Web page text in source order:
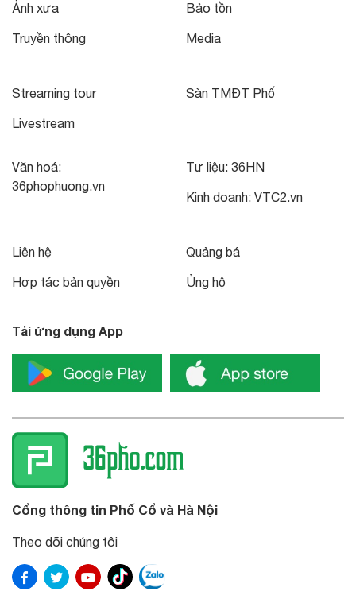
Ảnh xưa
Truyền thông
Bảo tồn
Media
Streaming tour
Livestream
Sàn TMĐT Phố
Văn hoá:
36phophuong.vn
Tư liệu: 36HN
Kinh doanh: VTC2.vn
Liên hệ
Hợp tác bản quyền
Quảng bá
Ủng hộ
Tải ứng dụng App
Cổng thông tin Phố Cổ và Hà Nội
Theo dõi chúng tôi